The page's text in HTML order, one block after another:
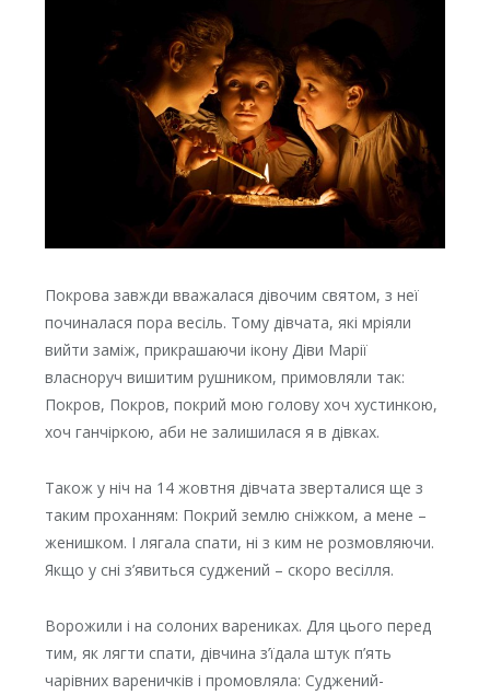
Покрова завжди вважалася дівочим святом, з неї
починалася пора весіль. Тому дівчата, які мріяли
вийти заміж, прикрашаючи ікону Діви Марії
власноруч вишитим рушником, примовляли так:
Покров, Покров, покрий мою голову хоч хустинкою,
хоч ганчіркою, аби не залишилася я в дівках.
Також у ніч на 14 жовтня дівчата зверталися ще з
таким проханням: Покрий землю сніжком, а мене –
женишком. І лягала спати, ні з ким не розмовляючи.
Якщо у сні з’явиться суджений – скоро весілля.
Ворожили і на солоних варениках. Для цього перед
тим, як лягти спати, дівчина з’їдала штук п’ять
чарівних вареничків і промовляла: Суджений-